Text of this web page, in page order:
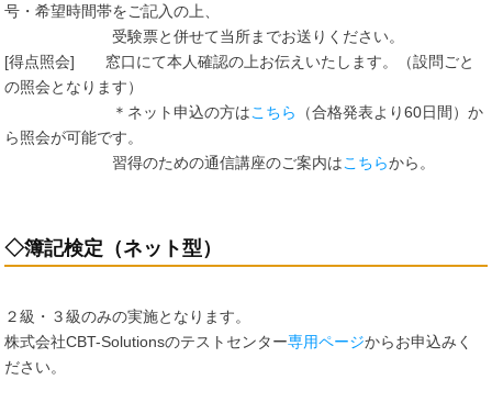
号・希望時間帯をご記入の上、
受験票と併せて当所までお送りください。
[得点照会] 窓口にて本人確認の上お伝えいたします。（設問ごと
の照会となります）
＊ネット申込の方はこちら
（合格発表より60日間）か
ら照会が可能です。
習得のための通信講座のご案内はこちらから。
◇簿記検定（ネット型）
２級・３級のみの実施となります。
株式会社CBT-Solutionsのテストセンター専用ページからお申込みく
ださい。